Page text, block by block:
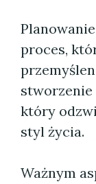
proces,
stworzenie
który
styl życia.
Ważnym